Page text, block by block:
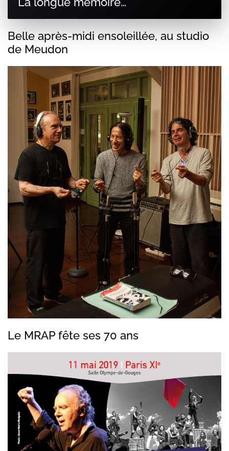
Belle après-midi ensoleillée, au studio
de Meudon
Le MRAP fête ses 70 ans